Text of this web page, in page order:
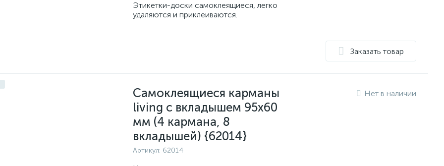
Этикетки-доски самоклеящиеся, легко
удаляются и приклеиваются.
Заказать товар
Самоклеящиеся карманы
living с вкладышем 95x60
мм (4 кармана, 8
вкладышей) {62014}
Артикул: 62014
Нет в наличии